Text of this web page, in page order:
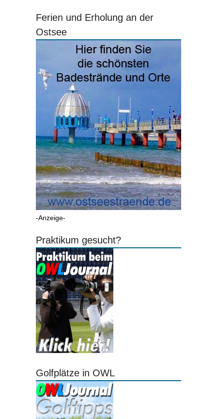
Ferien und Erholung an der
Ostsee
-Anzeige-
Praktikum gesucht?
Golfplätze in OWL